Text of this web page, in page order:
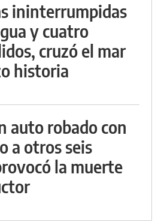
ininterrumpidas
y cuatro
cruzó el mar
historia
auto robado con
a otros seis
la muerte